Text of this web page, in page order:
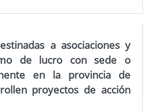
a asociaciones y
de lucro con sede o
en la provincia de
proyectos de acción